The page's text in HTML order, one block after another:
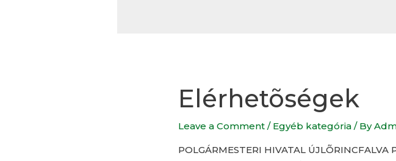
Elérhetõségek
Leave a Comment / Egyéb kategória / By
POLGÁRMESTERI HIVATAL